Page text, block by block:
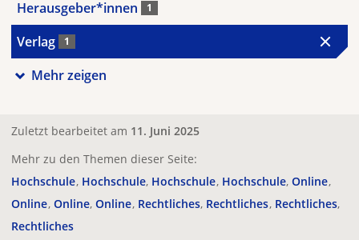
Herausgeber*innen 1
Verlag 1
Mehr zeigen
Zuletzt bearbeitet am 11. Juni 2025
Mehr zu den Themen dieser Seite:
Hochschule Hochschule Hochschule Hochschule Online
Online Online Online Rechtliches Rechtliches Rechtliches
Rechtliches